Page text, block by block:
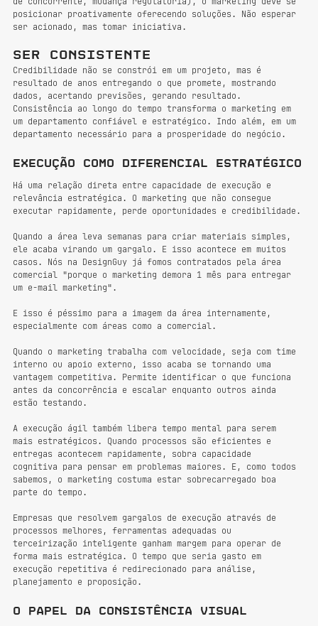
posicionar proativamente oferecendo soluções. Não esperar
ser acionado, mas tomar iniciativa.
Ser consistente
Credibilidade não se constrói em um projeto, mas é
resultado de anos entregando o que promete, mostrando
dados, acertando previsões, gerando resultado.
Consistência ao longo do tempo transforma o marketing em
um departamento confiável e estratégico. Indo além, em um
departamento necessário para a prosperidade do negócio.
Execução como diferencial estratégico
Há uma relação direta entre capacidade de execução e
relevância estratégica. O marketing que não consegue
executar rapidamente, perde oportunidades e credibilidade.
Quando a área leva semanas para criar materiais simples,
ele acaba virando um gargalo. E isso acontece em muitos
casos. Nós na DesignGuy já fomos contratados pela área
comercial "porque o marketing demora 1 mês para entregar
um e-mail marketing".
E isso é péssimo para a imagem da área internamente,
especialmente com áreas como a comercial.
Quando o marketing trabalha com velocidade, seja com time
interno ou apoio externo, isso acaba se tornando uma
vantagem competitiva. Permite identificar o que funciona
antes da concorrência e escalar enquanto outros ainda
estão testando.
A execução ágil também libera tempo mental para serem
mais estratégicos. Quando processos são eficientes e
entregas acontecem rapidamente, sobra capacidade
cognitiva para pensar em problemas maiores. E, como todos
sabemos, o marketing costuma estar sobrecarregado boa
parte do tempo.
Empresas que resolvem gargalos de execução através de
processos melhores, ferramentas adequadas ou
terceirização inteligente ganham margem para operar de
forma mais estratégica. O tempo que seria gasto em
execução repetitiva é redirecionado para análise,
planejamento e proposição.
O papel da consistência visual